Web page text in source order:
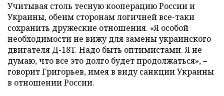
Учитывая столь тесную кооперацию России и
Украины, обеим сторонам логичней все-таки
сохранить дружеские отношения. «Я особой
необходимости не вижу для замены украинского
двигателя Д-18T. Надо быть оптимистами. Я не
думаю, что все это долго будет продолжаться», –
говорит Григорьев, имея в виду санкции Украины
в отношении России.